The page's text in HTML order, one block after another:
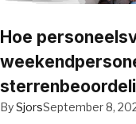
Hoe
BySjorsSeptember 8,